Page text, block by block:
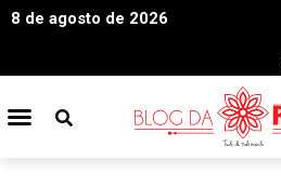
8 de agosto de 2026